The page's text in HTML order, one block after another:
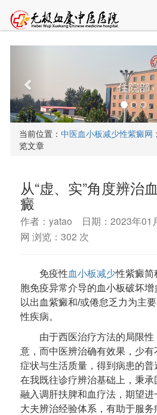
住院部
当前位置：中医血小板减少性紫癜网
览文章
从“虚、实”角度辨治
癜
作者：yatao 日期：2023年
网 浏览：302 次
免疫性血小板减少性紫癜简
胞免疫异常介导的血小板破坏
以出血紫癜和/或倦怠乏力为主
性疾病。
由于西医治疗方法的局限性
意，而中医辨治确有效果，少
症状与生活质量，得到病患的普
在我既往诊疗辨治基础上，秉
融入调肝扶脾和血疗法，期望
大夫辨治经验体系，有助于服务